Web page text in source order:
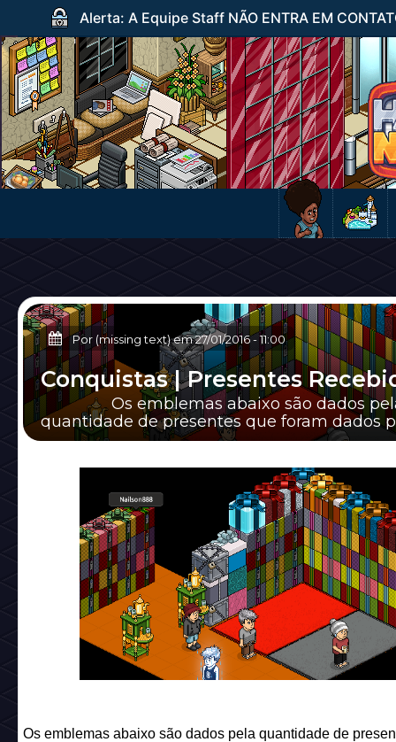
Alerta: A Equipe Staff NÃO ENTRA EM
Por (missing text) em27/01/2016-11:00
Conquistas | Presentes
Os emblemas abaixo são dados
quantidade de presentes que foram dados
você. A Habbo News lhe dá a dica de ped...
Os emblemas abaixo são dados pela quantidade de